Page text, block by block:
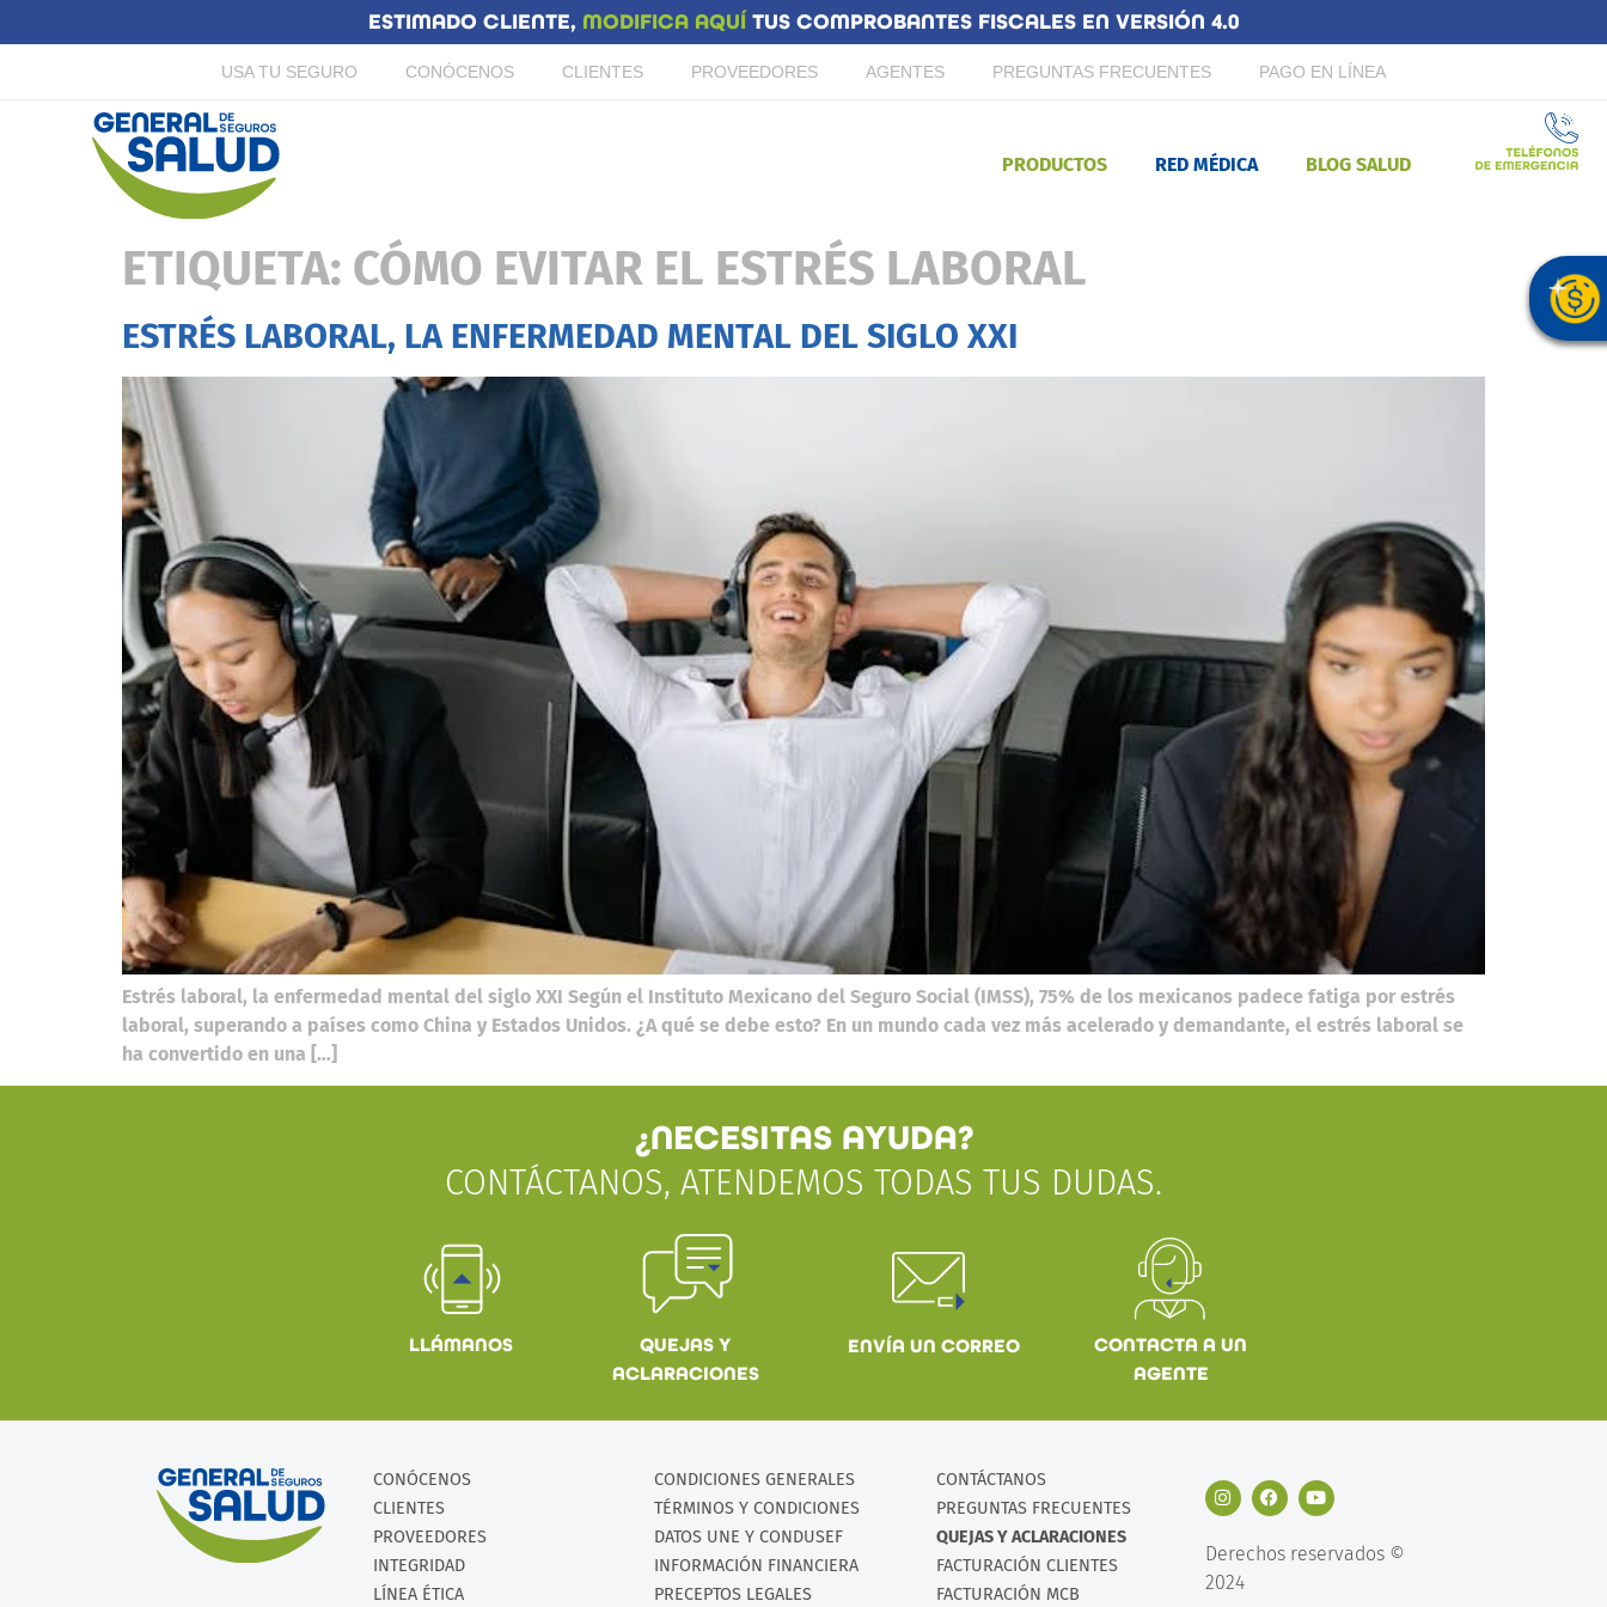
ESTIMADO CLIENTE, MODIFICA AQUÍ TUS COMPROBANTES FISCALES EN VERSIÓN 4.0
USA TU SEGURO CONÓCENOS CLIENTES PROVEEDORES AGENTES PREGUNTAS FRECUENTES PAGO EN LÍNEA
PRODUCTOS RED MÉDICA BLOG SALUD
ETIQUETA: CÓMO EVITAR EL ESTRÉS LABORAL
ESTRÉS LABORAL, LA ENFERMEDAD MENTAL DEL SIGLO XXI
Estrés laboral, la enfermedad mental del siglo XXI Según el Instituto Mexicano del Seguro Social (IMSS), 75% de los mexicanos padece fatiga por estrés
laboral, superando a países como China y Estados Unidos. ¿A qué se debe esto? En un mundo cada vez más acelerado y demandante, el estrés laboral se
ha convertido en una […]
¿NECESITAS AYUDA?
CONTÁCTANOS, ATENDEMOS TODAS TUS DUDAS.
LLÁMANOS
QUEJAS Y
ACLARACIONES
ENVÍA UN CORREO
CONTACTA A UN
AGENTE
CONÓCENOS
CLIENTES
PROVEEDORES
INTEGRIDAD
LÍNEA ÉTICA
CONDICIONES GENERALES
TÉRMINOS Y CONDICIONES
DATOS UNE Y CONDUSEF
INFORMACIÓN FINANCIERA
PRECEPTOS LEGALES
CONTÁCTANOS
PREGUNTAS FRECUENTES
QUEJAS Y ACLARACIONES
FACTURACIÓN CLIENTES
FACTURACIÓN MCB
Derechos reservados ©
2024